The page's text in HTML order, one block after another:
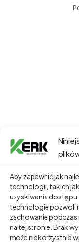
Aby zapewnić jak
technologii, takich
uzyskiwania dostępu
technologie pozwoli
zachowanie
na tej stronie. Brak
może niekorzystnie